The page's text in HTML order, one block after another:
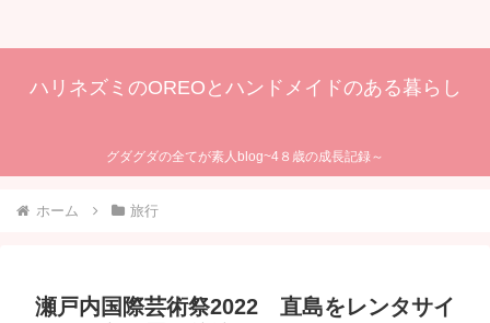
ハリネズミのOREOとハンドメイドのある暮らし
グダグダの全てが素人blog~4８歳の成長記録～
ホーム 旅行
瀬戸内国際芸術祭2022 直島をレンタサイ